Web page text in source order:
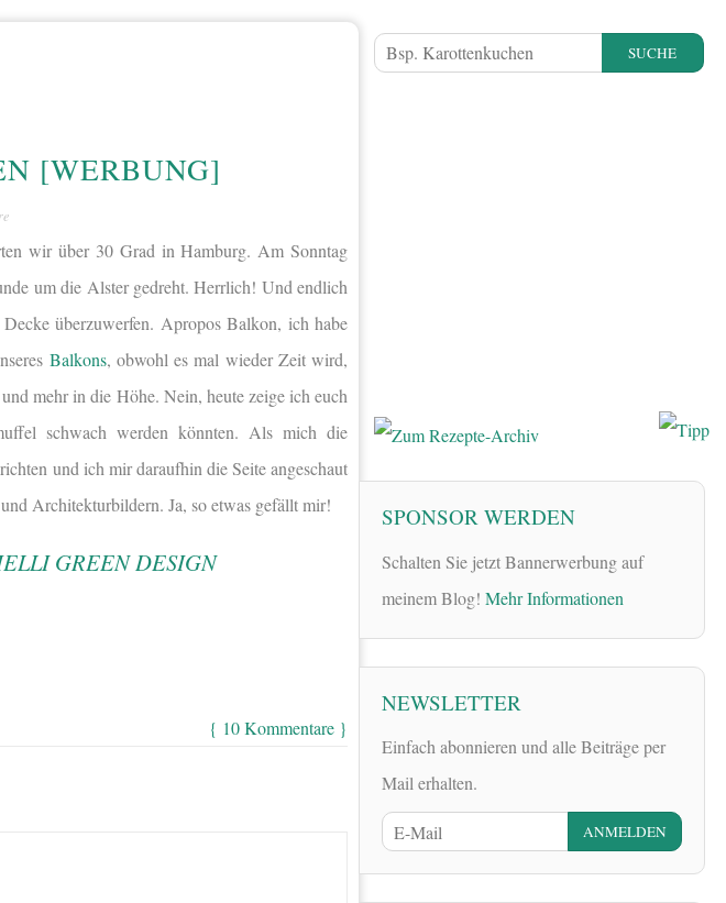
[WERBUNG]
wir über 30 Grad in Hamburg. Am Sonntag
um die Alster gedreht. Herrlich! Und endlich
überzuwerfen. Apropos Balkon, ich habe
Balkons, obwohl es mal wieder Zeit wird,
mehr in die Höhe. Nein, heute zeige ich euch
schwach werden könnten. Als mich die
und ich mir daraufhin die Seite angeschaut
Architekturbildern. Ja, so etwas gefällt mir!
{ 10 Kommentare }
SUCHE
SPONSOR WERDEN
Schalten Sie jetzt Bannerwerbung auf
meinem Blog! Mehr Informationen
NEWSLETTER
Einfach abonnieren und alle Beiträge per
Mail erhalten.